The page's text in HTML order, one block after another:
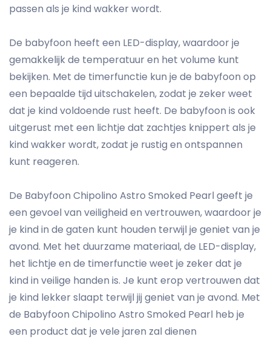
passen als je kind wakker wordt.
De babyfoon heeft een LED-display, waardoor je
gemakkelijk de temperatuur en het volume kunt
bekijken. Met de timerfunctie kun je de babyfoon op
een bepaalde tijd uitschakelen, zodat je zeker weet
dat je kind voldoende rust heeft. De babyfoon is ook
uitgerust met een lichtje dat zachtjes knippert als je
kind wakker wordt, zodat je rustig en ontspannen
kunt reageren.
De Babyfoon Chipolino Astro Smoked Pearl geeft je
een gevoel van veiligheid en vertrouwen, waardoor je
je kind in de gaten kunt houden terwijl je geniet van je
avond. Met het duurzame materiaal, de LED-display,
het lichtje en de timerfunctie weet je zeker dat je
kind in veilige handen is. Je kunt erop vertrouwen dat
je kind lekker slaapt terwijl jij geniet van je avond. Met
de Babyfoon Chipolino Astro Smoked Pearl heb je
een product dat je vele jaren zal dienen